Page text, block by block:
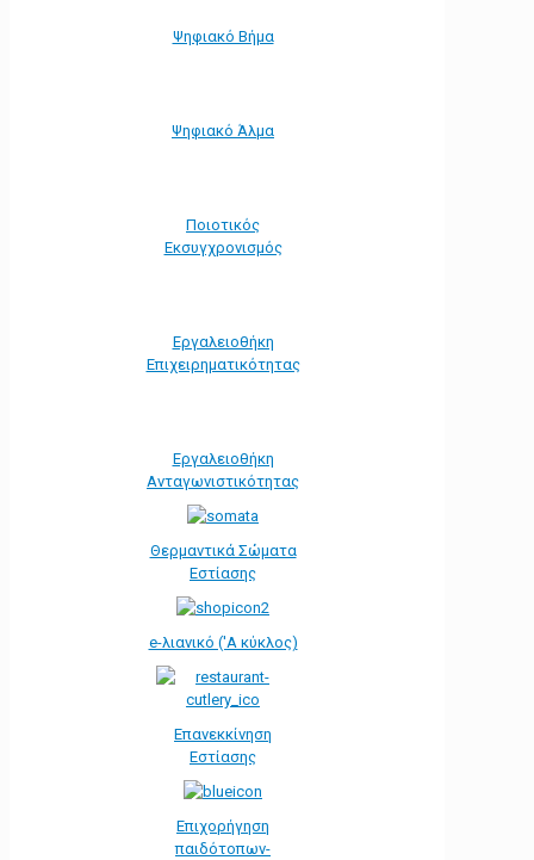
Ψηφιακό Βήμα
Ψηφιακό Άλμα
Ποιοτικός
Εκσυγχρονισμός
Εργαλειοθήκη
Eπιχειρηματικότητας
Εργαλειοθήκη
Ανταγωνιστικότητας
Θερμαντικά Σώματα
Εστίασης
e-λιανικό ('Α κύκλος)
Επανεκκίνηση
Εστίασης
Επιχορήγηση
παιδότοπων-